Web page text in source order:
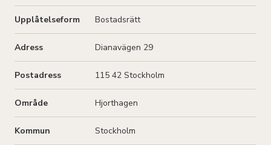
Upplåtelseform Bostadsrätt
Adress Dianavägen 29
Postadress 115 42 Stockholm
Område Hjorthagen
Kommun Stockholm